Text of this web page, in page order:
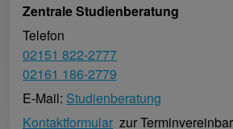
Zentrale Studienberatung
Telefon
02151 822-2777
02161 186-2779
E-Mail: Studienberatung
Kontaktformular zur